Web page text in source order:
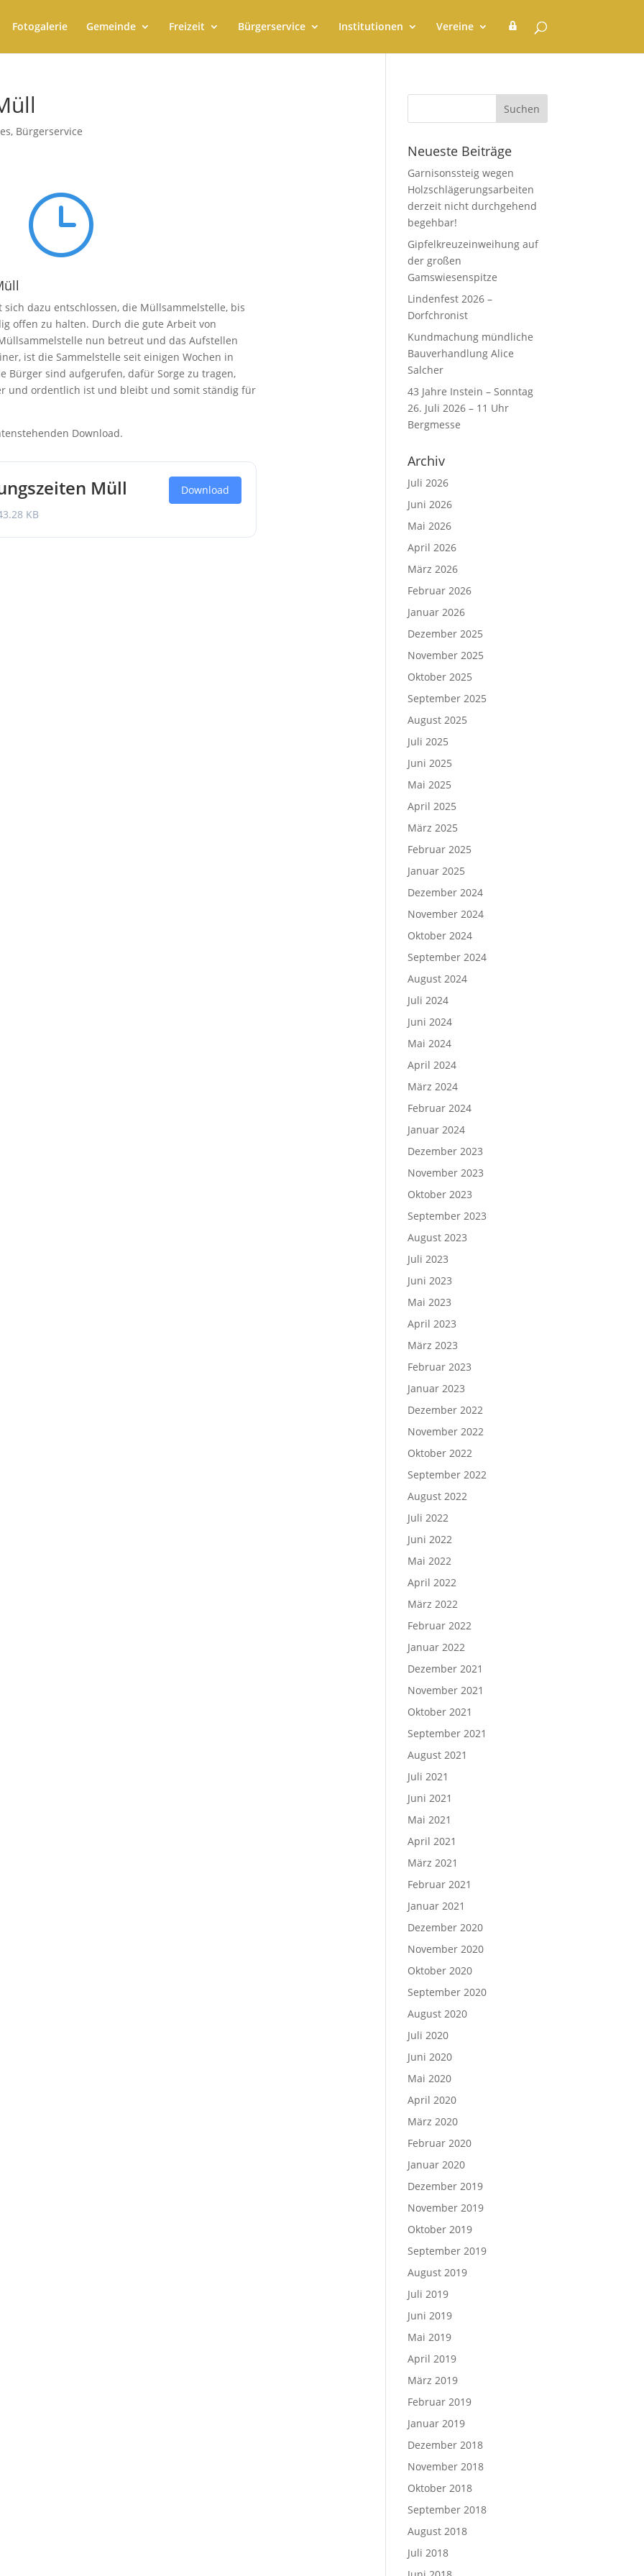
Fotogalerie Gemeinde Freizeit Bürgerservice Institutionen Vereine
e
e
r
a
t
, Bürgerservice
}
dazu entschlossen, die Müllsammelstelle, bis
offen zu halten. Durch die gute Arbeit von
nun betreut und das Aufstellen
ist die Sammelstelle seit einigen Wochen in
Bürger sind aufgerufen, dafür Sorge zu tragen,
und ordentlich ist und bleibt und somit ständig für
Download.
Müll
KB
Download
Neueste Beiträge
Garnisonssteig wegen
Holzschlägerungsarbeiten
derzeit nicht durchgehend
begehbar!
Gipfelkreuzeinweihung auf
der großen
Gamswiesenspitze
Lindenfest 2026 –
Dorfchronist
Kundmachung mündliche
Bauverhandlung Alice
Salcher
43 Jahre Instein – Sonntag
26. Juli 2026 – 11 Uhr
Bergmesse
Archiv
Juli 2026
Juni 2026
Mai 2026
April 2026
März 2026
Februar 2026
Januar 2026
Dezember 2025
November 2025
Oktober 2025
September 2025
August 2025
Juli 2025
Juni 2025
Mai 2025
April 2025
März 2025
Februar 2025
Januar 2025
Dezember 2024
November 2024
Oktober 2024
September 2024
August 2024
Juli 2024
Juni 2024
Mai 2024
April 2024
März 2024
Februar 2024
Januar 2024
Dezember 2023
November 2023
Oktober 2023
September 2023
August 2023
Juli 2023
Juni 2023
Mai 2023
April 2023
März 2023
Februar 2023
Januar 2023
Dezember 2022
November 2022
Oktober 2022
September 2022
August 2022
Juli 2022
Juni 2022
Mai 2022
April 2022
März 2022
Februar 2022
Januar 2022
Dezember 2021
November 2021
Oktober 2021
September 2021
August 2021
Juli 2021
Juni 2021
Mai 2021
April 2021
März 2021
Februar 2021
Januar 2021
Dezember 2020
November 2020
Oktober 2020
September 2020
August 2020
Juli 2020
Juni 2020
Mai 2020
April 2020
März 2020
Februar 2020
Januar 2020
Dezember 2019
November 2019
Oktober 2019
September 2019
August 2019
Juli 2019
Juni 2019
Mai 2019
April 2019
März 2019
Februar 2019
Januar 2019
Dezember 2018
November 2018
Oktober 2018
September 2018
August 2018
Juli 2018